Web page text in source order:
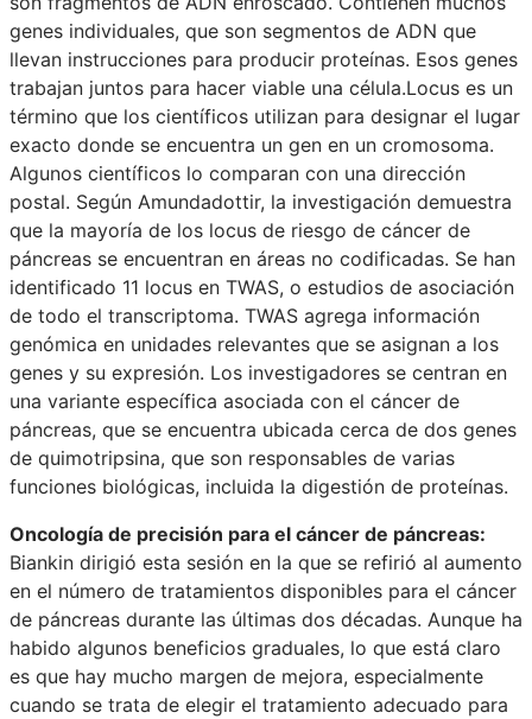
genes individuales, que son segmentos de ADN que
llevan instrucciones para producir proteínas. Esos genes
trabajan juntos para hacer viable una célula.Locus es un
término que los científicos utilizan para designar el lugar
exacto donde se encuentra un gen en un cromosoma.
Algunos científicos lo comparan con una dirección
postal. Según Amundadottir, la investigación demuestra
que la mayoría de los locus de riesgo de cáncer de
páncreas se encuentran en áreas no codificadas. Se han
identificado 11 locus en TWAS, o estudios de asociación
de todo el transcriptoma. TWAS agrega información
genómica en unidades relevantes que se asignan a los
genes y su expresión. Los investigadores se centran en
una variante específica asociada con el cáncer de
páncreas, que se encuentra ubicada cerca de dos genes
de quimotripsina, que son responsables de varias
funciones biológicas, incluida la digestión de proteínas.
Oncología de precisión para el cáncer de páncreas:
Biankin dirigió esta sesión en la que se refirió al aumento
en el número de tratamientos disponibles para el cáncer
de páncreas durante las últimas dos décadas. Aunque ha
habido algunos beneficios graduales, lo que está claro
es que hay mucho margen de mejora, especialmente
cuando se trata de elegir el tratamiento adecuado para